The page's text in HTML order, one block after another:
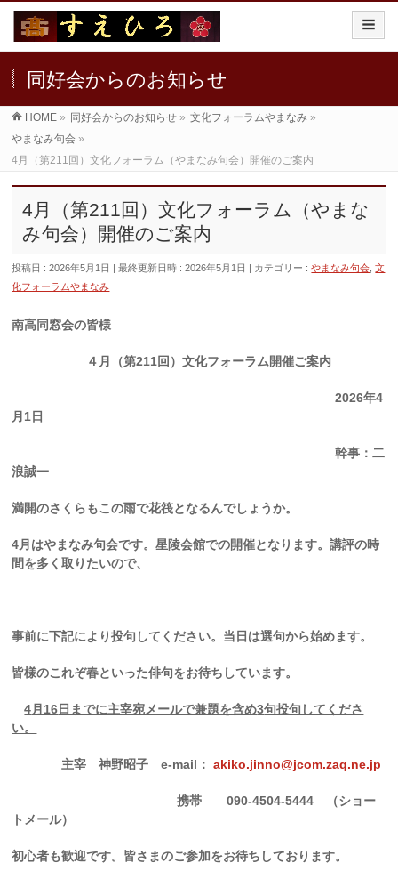
同好会からのお知らせ
HOME » 同好会からのお知らせ » 文化フォーラムやまなみ »
やまなみ句会 »
4月（第211回）文化フォーラム（やまなみ句会）開催のご案内
4月（第211回）文化フォーラム（やまな
み句会）開催のご案内
投稿日 : 2026年5月1日 最終更新日時 : 2026年5月1日 カテゴリー :やまなみ句会 ,文
化フォーラムやまなみ
南高同窓会の皆様
４月（第211回）文化フォーラム開催ご案内
2026年4
月1日
幹事：二
浪誠一
満開のさくらもこの雨で花筏となるんでしょうか。
4月はやまなみ句会です。星陵会館での開催となります。講評の時
間を多く取りたいので、
事前に下記により投句してください。当日は選句から始めます。
皆様のこれぞ春といった俳句をお待ちしています。
4月 16日までに主宰宛メールで兼題を含め3句投句してくださ
い。
主宰 神野昭子e-mail ： akiko.jinno@jcom.zaq.ne.jp
携帯090-4504-5444 （ショー
トメール）
初心者も歓迎です。皆さまのご参加をお待ちしております。